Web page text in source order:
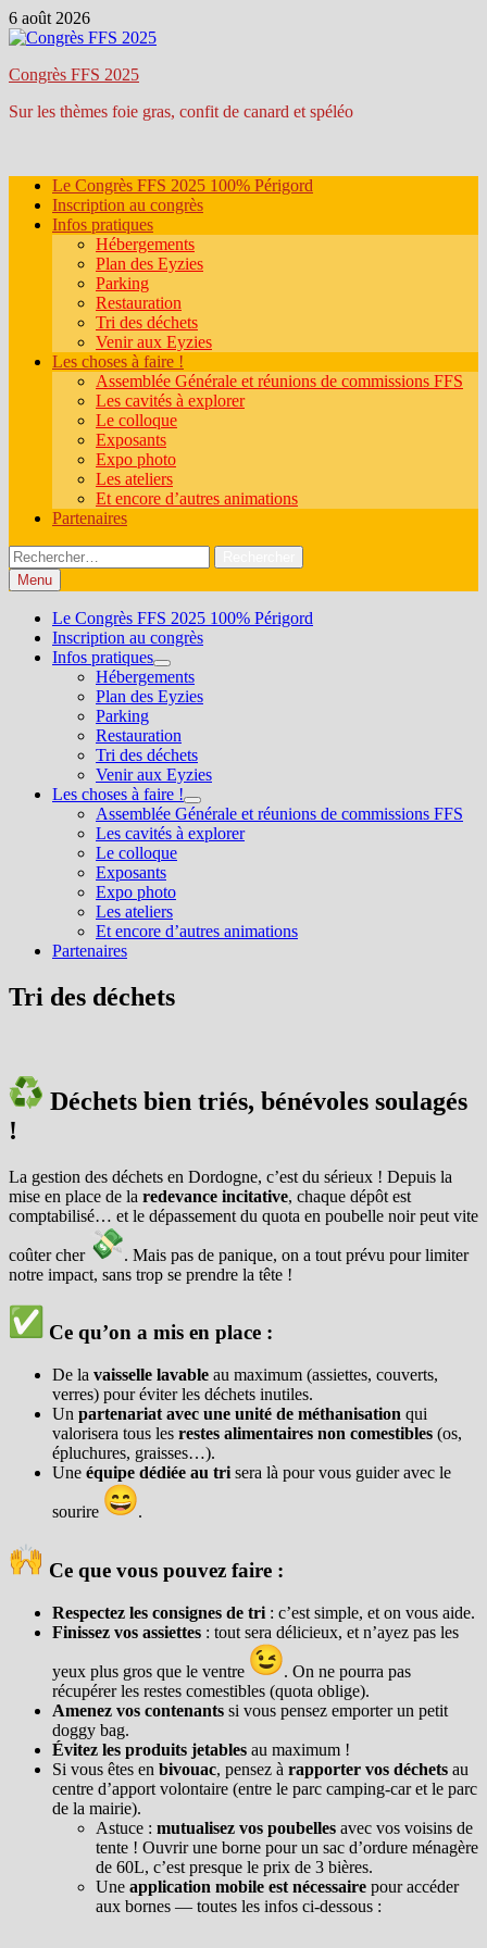
Passer
au
6 août 2026
Congrès FFS 2025
Sur les thèmes foie gras, confit de canard et spéléo
Le Congrès FFS 2025 100% Périgord
Inscription au congrès
Infos pratiques
Hébergements
Plan des Eyzies
Parking
Restauration
Tri des déchets
Venir aux Eyzies
Les choses à faire !
Assemblée Générale et réunions de commissions FFS
Les cavités à explorer
Le colloque
Exposants
Expo photo
Les ateliers
Et encore d’autres animations
Partenaires
Rechercher :
Menu
Le Congrès FFS 2025 100% Périgord
Inscription au congrès
Infos pratiques
Show
sub
menu
Hébergements
Plan des Eyzies
Parking
Restauration
Tri des déchets
Venir aux Eyzies
Les choses à faire !
Show
sub
menu
Assemblée Générale et réunions de commissions FFS
Les cavités à explorer
Le colloque
Exposants
Expo photo
Les ateliers
Et encore d’autres animations
Partenaires
Tri des déchets
Déchets bien triés, bénévoles soulagés
!
La gestion des déchets en Dordogne, c’est du sérieux ! Depuis la
mise en place de la redevance incitative, chaque dépôt est
comptabilisé… et le dépassement du quota en poubelle noir peut vite
coûter cher
. Mais pas de panique, on a tout prévu pour limiter
notre impact, sans trop se prendre la tête !
Ce qu’on a mis en place :
De la vaisselle lavable au maximum (assiettes, couverts,
verres) pour éviter les déchets inutiles.
Un partenariat avec une unité de méthanisation qui
valorisera tous les restes alimentaires non comestibles (os,
épluchures, graisses…).
Une équipe dédiée au tri sera là pour vous guider avec le
sourire .
Ce que vous pouvez faire :
Respectez les consignes de tri : c’est simple, et on vous aide.
Finissez vos assiettes : tout sera délicieux, et n’ayez pas les
yeux plus gros que le ventre
. On ne pourra pas
récupérer les restes comestibles (quota oblige).
Amenez vos contenants si vous pensez emporter un petit
doggy bag.
Évitez les produits jetables au maximum !
Si vous êtes en bivouac, pensez à rapporter vos déchets au
centre d’apport volontaire (entre le parc camping-car et le parc
de la mairie).
Astuce : mutualisez vos poubelles avec vos voisins de
tente ! Ouvrir une borne pour un sac d’ordure ménagère
de 60L, c’est presque le prix de 3 bières.
Une application mobile est nécessaire pour accéder
aux bornes — toutes les infos ci-dessous :